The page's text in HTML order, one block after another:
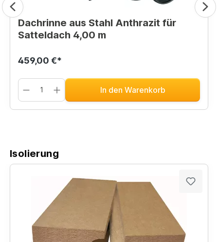
Dachrinne aus Stahl Anthrazit für
Satteldach 4,00 m
459,00 €*
In den Warenkorb
Isolierung